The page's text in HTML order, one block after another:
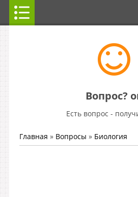
Вопрос?
Есть вопрос -
Главная » Вопросы » Биология